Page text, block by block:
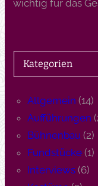
wichtig für das
Kategorien
Allgemein (14)
Aufführungen
Bühnenbau (2)
Fundstücke(1)
Interviews(6)